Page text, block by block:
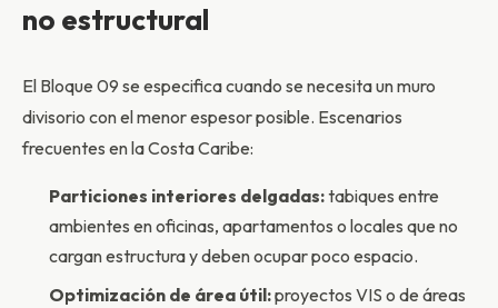
no estructural
El Bloque 09 se especifica cuando se necesita un muro
divisorio con el menor espesor posible. Escenarios
frecuentes en la Costa Caribe:
Particiones interiores delgadas:tabiques entre
ambientes en oficinas, apartamentos o locales que no
cargan estructura y deben ocupar poco espacio.
Optimización de área útil:proyectos VIS o de áreas